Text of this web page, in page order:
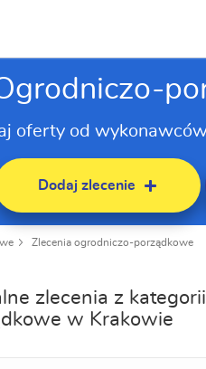
oferty od
Dodaj zlecenie
Zlecenia ogrodniczo-porządkowe
zlecenia z
w Krakowie